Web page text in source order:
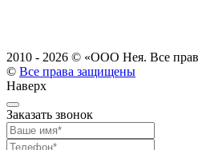
2010 - 2026 © «ООО Нея. Все
© Все права защищены
Наверх
Заказать звонок